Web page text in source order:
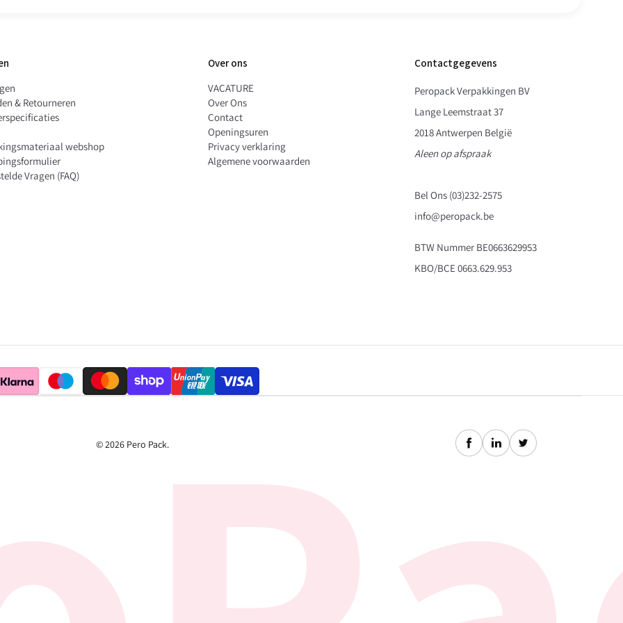
snel en eenvoudig
& Retourneren
webshop
Vragen (FAQ)
Over ons
VACATURE
Over Ons
Contact
Openingsuren
Privacy verklaring
Algemene voorwaarden
Contactgegevens
Peropack Verpakkingen BV
Lange Leemstraat 37
2018 Antwerpen België
Aleen op afspraak
Bel Ons (03)232-2575
info@peropack.be
BTW Nummer BE0663629953
KBO/BCE 0663.629.953
© 2026 Pero Pack.